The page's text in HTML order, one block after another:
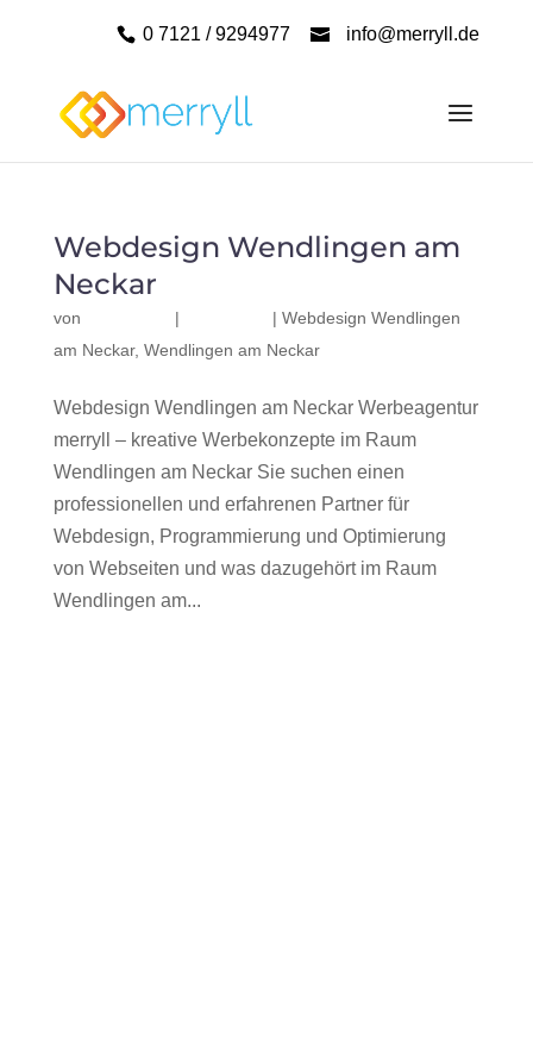
0 7121 / 9294977 info@merryll.de
Webdesign Wendlingen am
Neckar
von | | Webdesign Wendlingen
am Neckar, Wendlingen am Neckar
Webdesign Wendlingen am Neckar Werbeagentur
merryll – kreative Werbekonzepte im Raum
Wendlingen am Neckar Sie suchen einen
professionellen und erfahrenen Partner für
Webdesign, Programmierung und Optimierung
von Webseiten und was dazugehört im Raum
Wendlingen am...